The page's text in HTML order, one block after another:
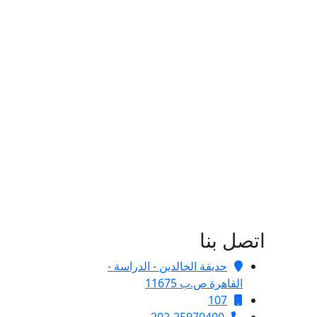
اتصل بنا
حديقة الخالدين - الدراسة -
القاهرة ص.ب 11675
107